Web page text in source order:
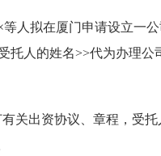
人拟在厦门申请设立一公
托人的姓名>>代为办理
关出资协议、章程，受